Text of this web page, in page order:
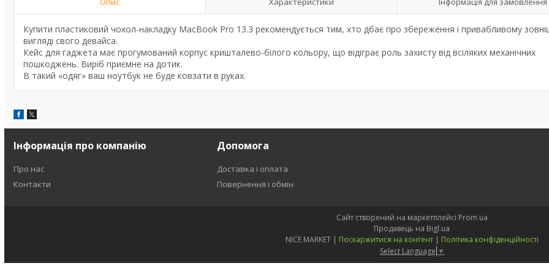
Купити пластиковий чохол-накладку MacBook Pro 13.3 рекомендується тим, хто дбає про збереження і привабливому
вигляді свого девайса.
Кейс для гаджета має прогумований корпус кришталево-білого кольору, що відіграє роль захисту від всіляких механічних
пошкоджень. Виріб приємне на дотик.
В такий «одяг» ваш ноутбук не буде ковзати в руках.
Інформація про компанію
Про нас
Контакти
Допомога
Доставка і оплата
Повернення і обмін
Сайт створений на маркетплейсі Prom.ua
Продавець на Bigl.ua
NICE MARKET | Поскаржитися на контент | Політика конфіденційності
Select Language ▼